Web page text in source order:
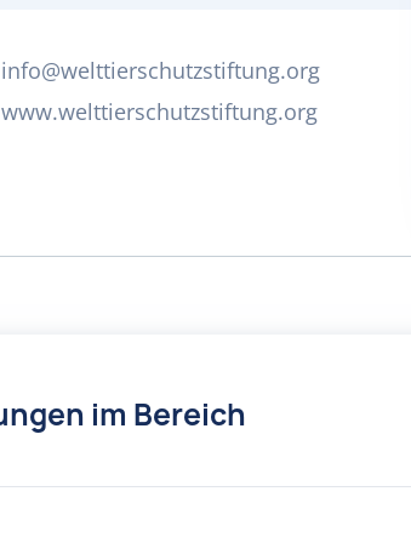
info@welttierschutzstiftung.org
www.welttierschutzstiftung.org
im Bereich